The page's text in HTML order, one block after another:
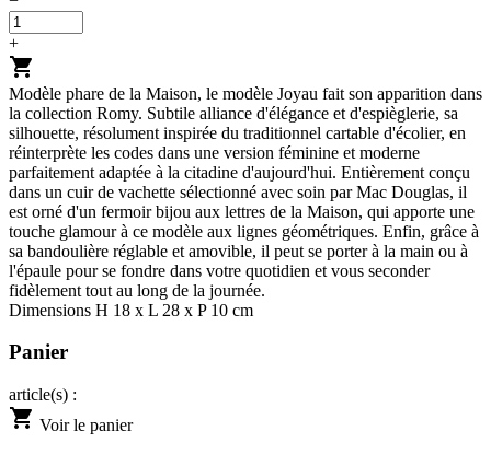
+
shopping_cart
Modèle phare de la Maison, le modèle Joyau fait son apparition dans
la collection Romy. Subtile alliance d'élégance et d'espièglerie, sa
silhouette, résolument inspirée du traditionnel cartable d'écolier, en
réinterprète les codes dans une version féminine et moderne
parfaitement adaptée à la citadine d'aujourd'hui. Entièrement conçu
dans un cuir de vachette sélectionné avec soin par Mac Douglas, il
est orné d'un fermoir bijou aux lettres de la Maison, qui apporte une
touche glamour à ce modèle aux lignes géométriques. Enfin, grâce à
sa bandoulière réglable et amovible, il peut se porter à la main ou à
l'épaule pour se fondre dans votre quotidien et vous seconder
fidèlement tout au long de la journée.
Dimensions H 18 x L 28 x P 10 cm
Panier
article(s) :
shopping_cart Voir le panier